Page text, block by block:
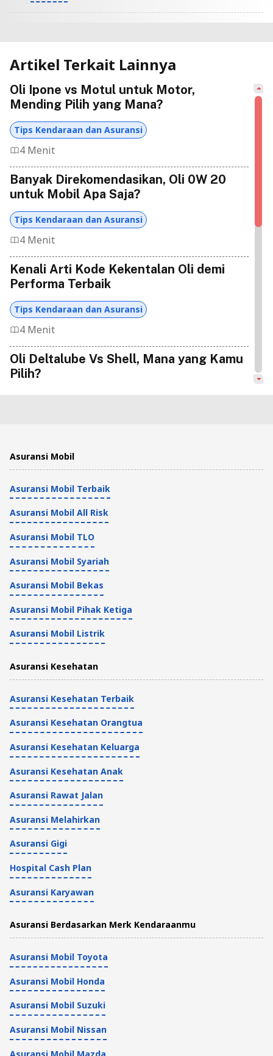
Artikel Terkait Lainnya
Oli Ipone vs Motul untuk Motor,
Mending Pilih yang Mana?
Tips Kendaraan dan Asuransi
4 Menit
Banyak Direkomendasikan, Oli 0W 20
untuk Mobil Apa Saja?
Tips Kendaraan dan Asuransi
4 Menit
Kenali Arti Kode Kekentalan Oli demi
Performa Terbaik
Tips Kendaraan dan Asuransi
4 Menit
Oli Deltalube Vs Shell, Mana yang Kamu
Pilih?
Tanpa Bongkar Mesin Mobil!
Tips Kendaraan dan Asuransi
4 Menit
Arti Kode Transmisi Matic, Pelajari Apa
4 Menit
Perbedaan Oli 10W-30 VS 10W-40 dan
Gunanya Bagi Mesin
Tips Kendaraan dan Asuransi
Asuransi Mobil
Asuransi Mobil Terbaik
Asuransi Mobil All Risk
Asuransi Mobil TLO
Asuransi Mobil Syariah
Asuransi Mobil Bekas
Asuransi Mobil Pihak Ketiga
Asuransi Mobil Listrik
Asuransi Kesehatan
Asuransi Kesehatan Terbaik
Asuransi Kesehatan Orangtua
Asuransi Kesehatan Keluarga
Asuransi Kesehatan Anak
Asuransi Rawat Jalan
Asuransi Melahirkan
Asuransi Gigi
Hospital Cash Plan
Asuransi Karyawan
Asuransi Berdasarkan Merk Kendaraanmu
Asuransi Mobil Toyota
Asuransi Mobil Honda
Asuransi Mobil Suzuki
Asuransi Mobil Nissan
Asuransi Mobil Mazda